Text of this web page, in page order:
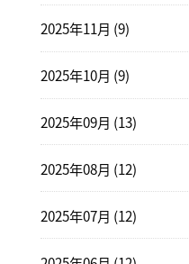
2025年11月 (9)
2025年10月 (9)
2025年09月 (13)
2025年08月 (12)
2025年07月 (12)